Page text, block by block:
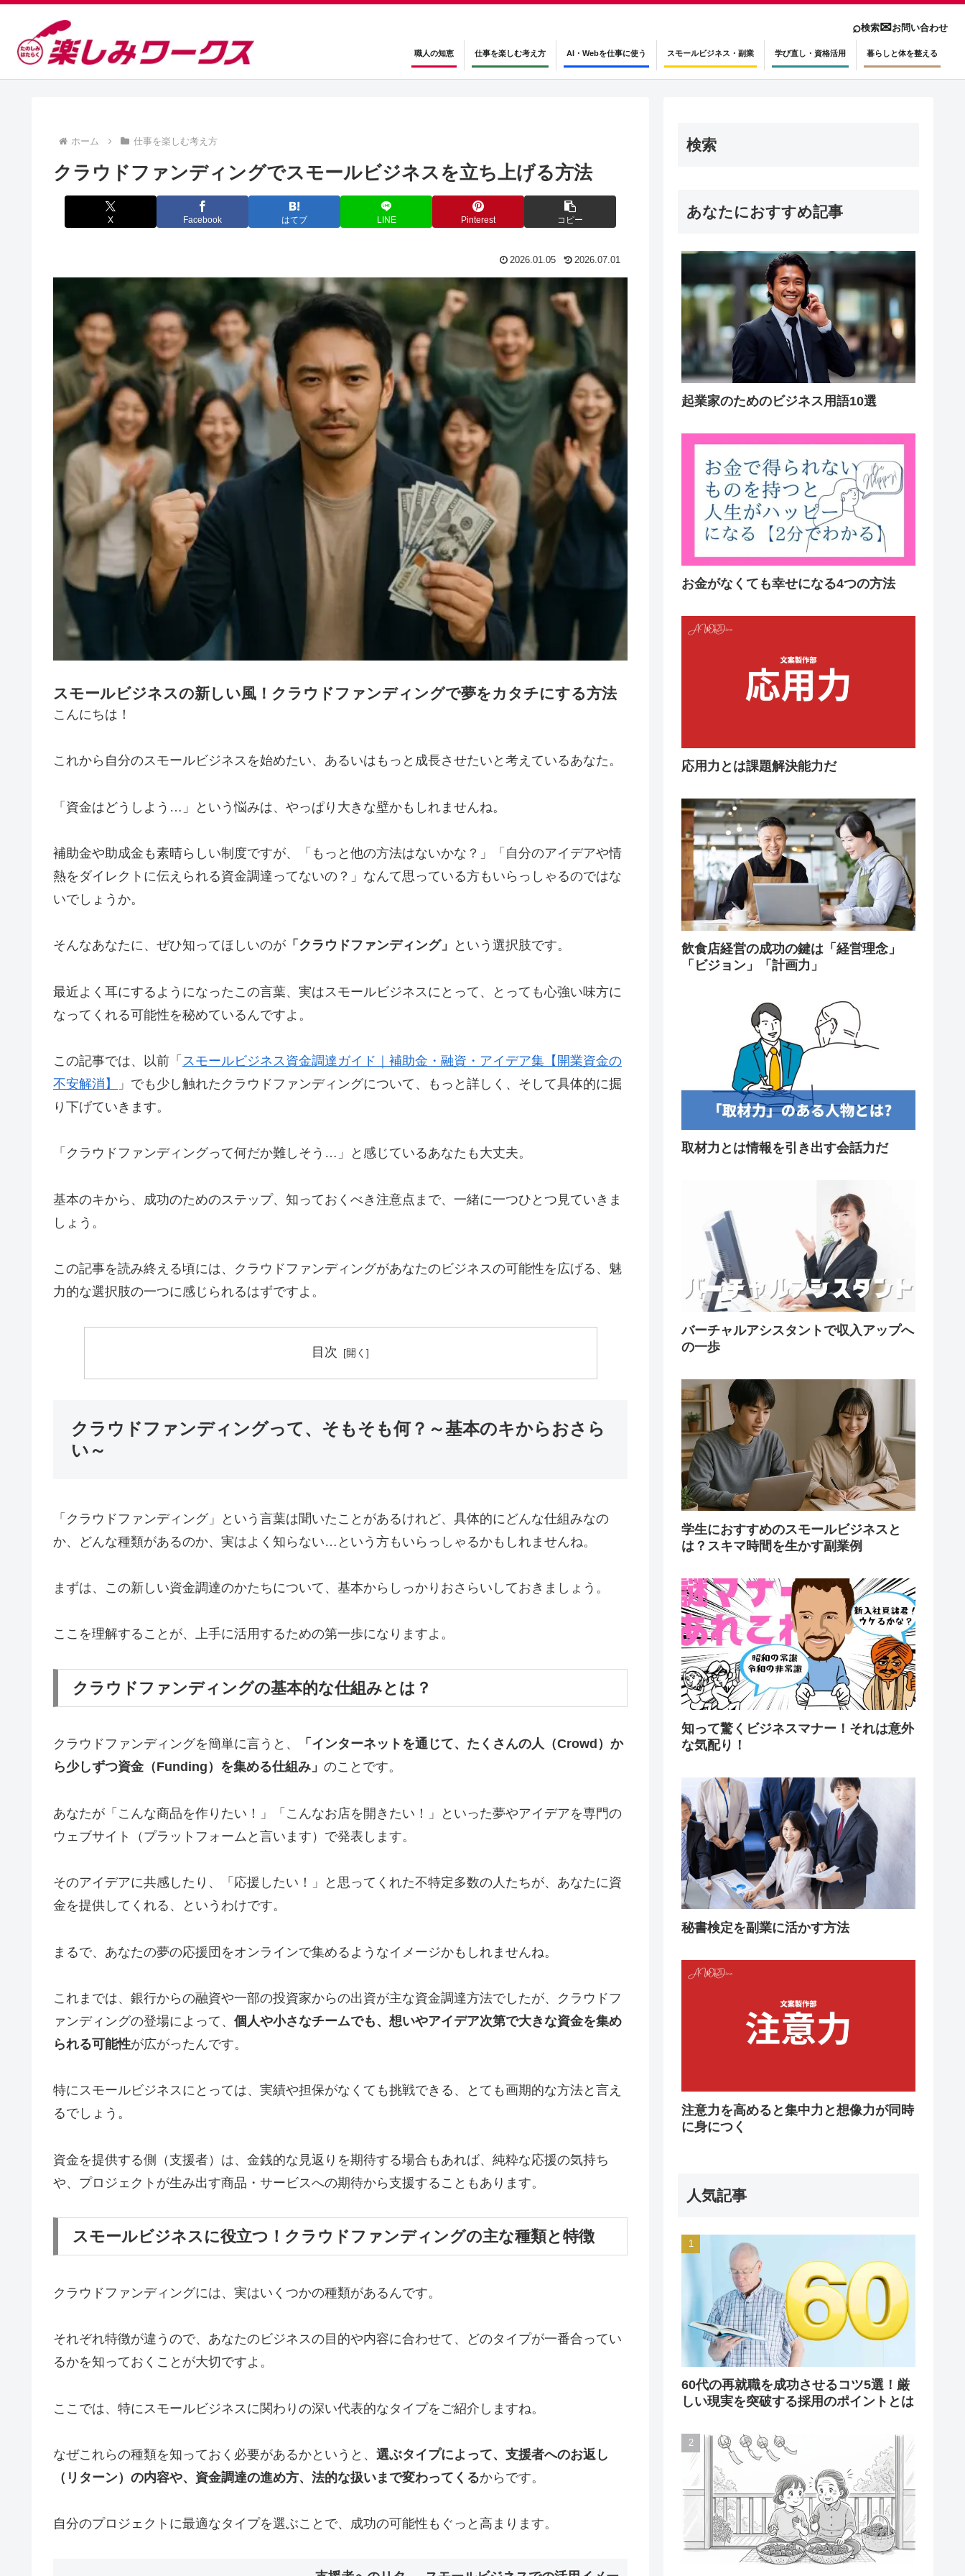
⌕検索✉お問い合わせ
職人の知恵 仕事を楽しむ考え方 AI・Webを仕事に使う スモールビジネス・副業 学び直し・資格活用 暮らしと体を整える
ホーム 仕事を楽しむ考え方
クラウドファンディングでスモールビジネスを立ち上げる方法
X Facebook はてブ LINE Pinterest コピー
2026.01.05 2026.07.01
スモールビジネスの新しい風！クラウドファンディングで夢をカタチにする方法
こんにちは！
これから自分のスモールビジネスを始めたい、あるいはもっと成長させたいと考えているあなた。
「資金はどうしよう…」という悩みは、やっぱり大きな壁かもしれませんね。
補助金や助成金も素晴らしい制度ですが、「もっと他の方法はないかな？」「自分のアイデアや情
熱をダイレクトに伝えられる資金調達ってないの？」なんて思っている方もいらっしゃるのではな
いでしょうか。
そんなあなたに、ぜひ知ってほしいのが 「クラウドファンディング」 という選択肢です。
最近よく耳にするようになったこの言葉、実はスモールビジネスにとって、とっても心強い味方に
なってくれる可能性を秘めているんですよ。
この記事では、以前「 スモールビジネス資金調達ガイド｜補助金・融資・アイデア集【開業資金の
不安解消】
」でも少し触れたクラウドファンディングについて、もっと詳しく、そして具体的に掘
り下げていきます。
「クラウドファンディングって何だか難しそう…」と感じているあなたも大丈夫。
基本のキから、成功のためのステップ、知っておくべき注意点まで、一緒に一つひとつ見ていきま
しょう。
この記事を読み終える頃には、クラウドファンディングがあなたのビジネスの可能性を広げる、魅
力的な選択肢の一つに感じられるはずですよ。
目次
クラウドファンディングって、そもそも何？～基本のキからおさら
い～
「クラウドファンディング」という言葉は聞いたことがあるけれど、具体的にどんな仕組みなの
か、どんな種類があるのか、実はよく知らない…という方もいらっしゃるかもしれませんね。
まずは、この新しい資金調達のかたちについて、基本からしっかりおさらいしておきましょう。
ここを理解することが、上手に活用するための第一歩になりますよ。
クラウドファンディングの基本的な仕組みとは？
クラウドファンディングを簡単に言うと、
「インターネットを通じて、たくさんの人（Crowd）か
ら少しずつ資金（Funding）を集める仕組み」 のことです。
あなたが「こんな商品を作りたい！」「こんなお店を開きたい！」といった夢やアイデアを専門の
ウェブサイト（プラットフォームと言います）で発表します。
そのアイデアに共感したり、「応援したい！」と思ってくれた不特定多数の人たちが、あなたに資
金を提供してくれる、というわけです。
まるで、あなたの夢の応援団をオンラインで集めるようなイメージかもしれませんね。
これまでは、銀行からの融資や一部の投資家からの出資が主な資金調達方法でしたが、クラウドフ
ァンディングの登場によって、 個人や小さなチームでも、想いやアイデア次第で大きな資金を集め
られる可能性が広がったんです。
特にスモールビジネスにとっては、実績や担保がなくても挑戦できる、とても画期的な方法と言え
るでしょう。
資金を提供する側（支援者）は、金銭的な見返りを期待する場合もあれば、純粋な応援の気持ち
や、プロジェクトが生み出す商品・サービスへの期待から支援することもあります。
スモールビジネスに役立つ！クラウドファンディングの主な種類と特徴
クラウドファンディングには、実はいくつかの種類があるんです。
それぞれ特徴が違うので、あなたのビジネスの目的や内容に合わせて、どのタイプが一番合ってい
るかを知っておくことが大切ですよ。
ここでは、特にスモールビジネスに関わりの深い代表的なタイプをご紹介しますね。
なぜこれらの種類を知っておく必要があるかというと、 選ぶタイプによって、支援者へのお返し
（リターン）の内容や、資金調達の進め方、法的な扱いまで変わってくるからです。
自分のプロジェクトに最適なタイプを選ぶことで、成功の可能性もぐっと高まります。
検索
あなたにおすすめ記事
起業家のためのビジネス用語10選
お金がなくても幸せになる4つの方法
応用力とは課題解決能力だ
飲食店経営の成功の鍵は「経営理念」
「ビジョン」「計画力」
取材力とは情報を引き出す会話力だ
バーチャルアシスタントで収入アップへ
の一歩
学生におすすめのスモールビジネスと
は？スキマ時間を生かす副業例
知って驚くビジネスマナー！それは意外
な気配り！
秘書検定を副業に活かす方法
注意力を高めると集中力と想像力が同時
に身につく
人気記事
60代の再就職を成功させるコツ5選！厳
しい現実を突破する採用のポイントとは